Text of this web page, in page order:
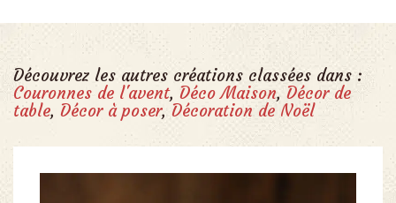
Découvrez les autres créations classées dans :
Couronnes de l'avent, Déco Maison, Décor de
table, Décor à poser, Décoration de Noël